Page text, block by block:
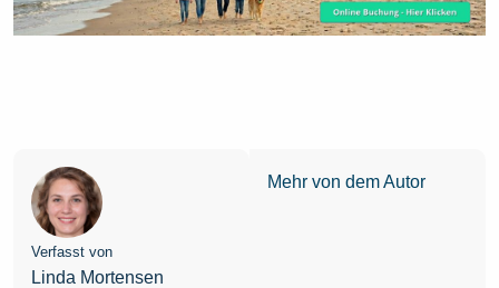
Verfasst von
Linda Mortensen
Mehr von dem Autor